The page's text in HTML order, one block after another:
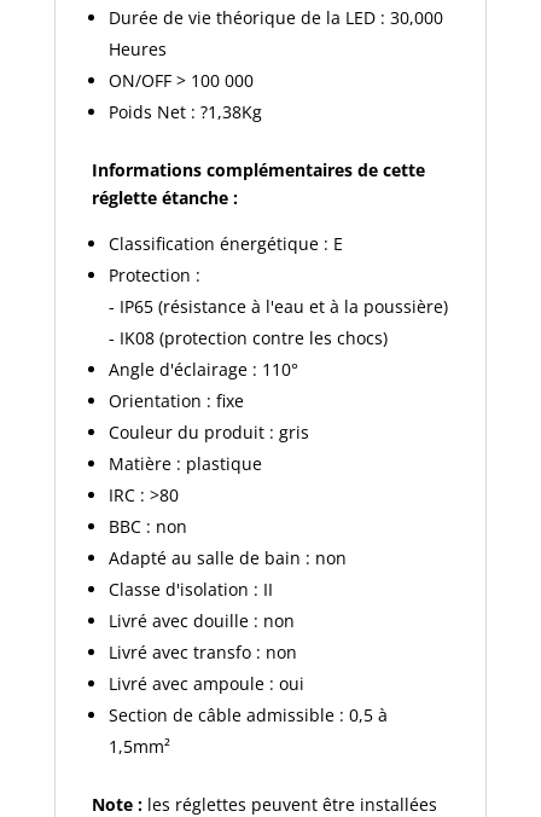
Durée de vie théorique de la LED : 30,000
Heures
ON/OFF > 100 000
Poids Net : ?1,38Kg
Informations complémentaires de cette
réglette étanche :
Classification énergétique : E
Protection :
- IP65 (résistance à l'eau et à la poussière)
- IK08 (protection contre les chocs)
Angle d'éclairage : 110°
Orientation : fixe
Couleur du produit : gris
Matière : plastique
IRC : >80
BBC : non
Adapté au salle de bain : non
Classe d'isolation : II
Livré avec douille : non
Livré avec transfo : non
Livré avec ampoule : oui
Section de câble admissible : 0,5 à
1,5mm²
Note : les réglettes peuvent être installées